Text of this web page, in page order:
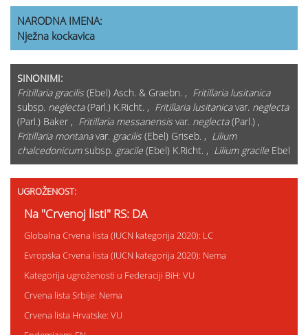
NARODNA IMENA:
Nježna kockavica
SINONIMI:
Fritillaria gracilis (Ebel) Asch. & Graebn. , Fritillaria lusitanica
subsp. neglecta(Parl.) K.Richt. , Fritillaria lusitanicavar. neglecta
(Parl.) Baker , Fritillaria messanensis var. neglecta(Parl.) ,
Fritillaria montanavar. gracilis (Ebel) Griseb. , Lilium
chalcedonicumsubsp. gracile (Ebel) K.Richt. , Lilium gracile Ebel
UGROŽENOST:
Na "Crvenoj listi" RS: DA
Globalna Crvena lista (IUCN kategorija 2020): LC
Evropska Crvena lista (IUCN kategorija 2020): Nema
Kategorija ugroženosti u Federaciji BiH: VU
Crvena lista Srbije: Nema
Crvena lista Hrvatske: VU